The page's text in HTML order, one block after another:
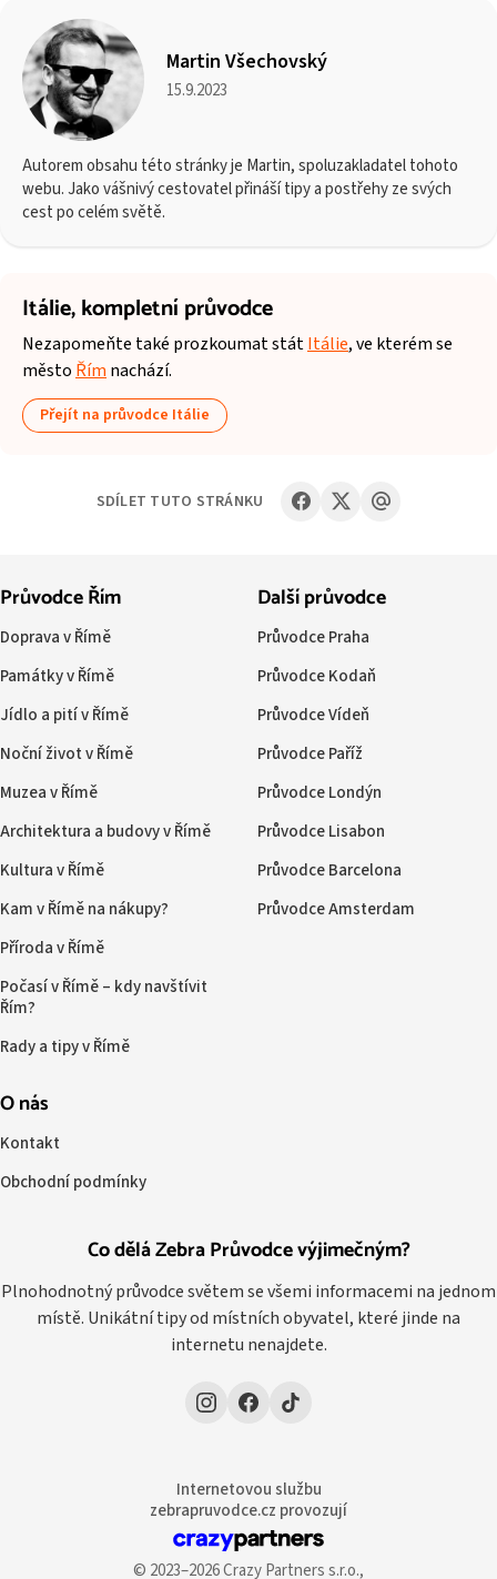
Martin Všechovský
15.9.2023
Autorem obsahu této stránky je Martin, spoluzakladatel tohoto
webu. Jako vášnivý cestovatel přináší tipy a postřehy ze svých
cest po celém světě.
Itálie,kompletní průvodce
Nezapomeňte také prozkoumat státItálie, ve kterém se
město Řím nachází.
Přejít na průvodce Itálie
SDÍLET TUTO STRÁNKU
Co dělá Zebra Průvodce výjimečným?
Plnohodnotný průvodce světem se všemi informacemi na jednom
místě. Unikátní tipy od místních obyvatel, které jinde na
internetu nenajdete.
Průvodce Řím
Doprava v Římě
Památky v Římě
Jídlo a pití v Římě
Noční život v Římě
Muzea v Římě
Architektura a budovy v Římě
Kultura v Římě
Kam v Římě na nákupy?
Příroda v Římě
Počasí v Římě – kdy navštívit
Řím?
Rady a tipy v Římě
Další průvodce
Průvodce Praha
Průvodce Kodaň
Průvodce Vídeň
Průvodce Paříž
Průvodce Londýn
Průvodce Lisabon
Průvodce Barcelona
Průvodce Amsterdam
O nás
Kontakt
Obchodní podmínky
Internetovou službu
zebrapruvodce.cz provozují
© 2023–2026 Crazy Partners s.r.o.,